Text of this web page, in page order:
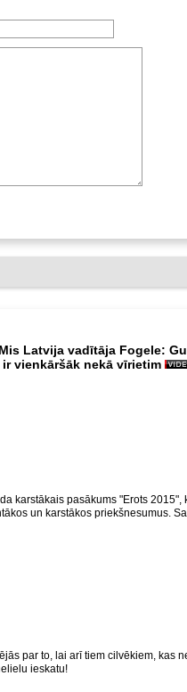
Latvija vadītāja Fogele:
vienkāršāk nekā vīrietim
karstākais pasākums "Erots 2015",
un karstākos priekšnesumus.
par to, lai arī tiem cilvēkiem, kas
ieskatu!